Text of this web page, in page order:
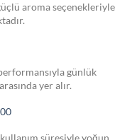
aroma seçenekleriyle
günlük
yer alır.
süresiyle yoğun